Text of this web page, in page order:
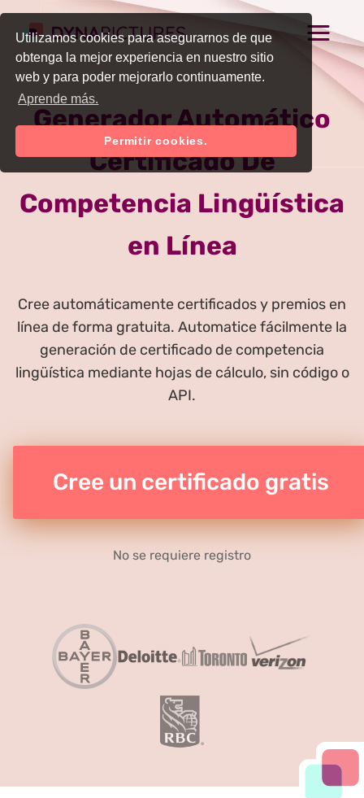
Utilizamos cookies para asegurarnos de que
obtenga la mejor experiencia en nuestro sitio
web y para poder mejorarlo continuamente.
Aprende más.
Permitir cookies.
Generador Automático
Certificado De
Competencia Lingüística
en Línea
Cree automáticamente certificados y premios en
línea de forma gratuita. Automatice fácilmente la
generación de certificado de competencia
lingüística mediante hojas de cálculo, sin código o
API.
Cree un certificado gratis
No se requiere registro